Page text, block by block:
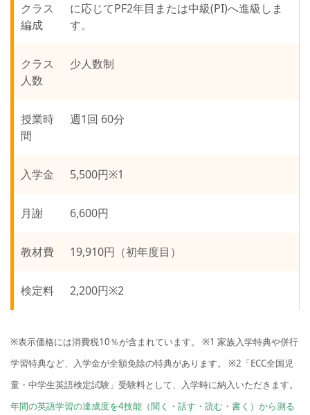
クラス
編成
に応じてPF2年目または中級(PI)へ進級しま
す。
クラス
人数
少人数制
授業時
間
週1回 60分
入学金 5,500円※1
月謝 6,600円
教材費 19,910円（初年度目）
検定料 2,200円※2
※表示価格には消費税10％が含まれています。
※1 家族入学特典や併行
学習特典など、入学金が全額免除の特典があります。
※2「ECC全国児
童・中学生英語検定試験」受験料として、入学時に納入いただきます。
年間の英語学習の達成度を4技能（聞く・話す・読む・書く）から測る